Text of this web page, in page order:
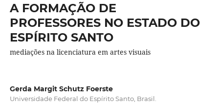
A FORMAÇÃO DE
PROFESSORES NO ESTADO DO
ESPÍRITO SANTO
mediações na licenciatura em artes visuais
Gerda Margit Schutz Foerste
Universidade Federal do Espírito Santo, Brasil.